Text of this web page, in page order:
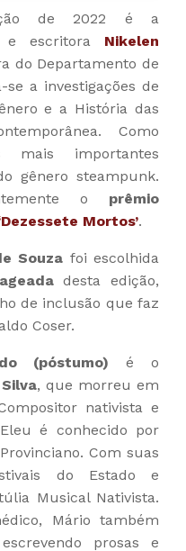
de 2022 é a
e escritora Nikelen
do Departamento de
a investigações de
e a História das
Como
importantes
gênero steampunk.
o prêmio
Mortos’.
Souza foi escolhida
desta edição,
de inclusão que faz
Coser.
(póstumo) é o
, que morreu em
nativista e
é conhecido por
Com suas
do Estado e
Musical Nativista.
Mário também
prosas e